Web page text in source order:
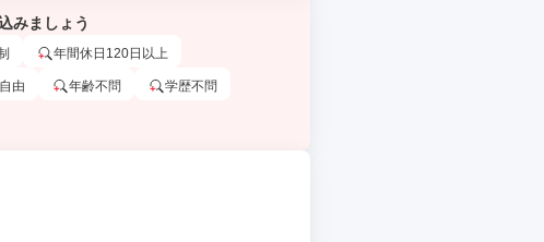
みましょう
年間休日120日以上
由 年齢不問 学歴不問